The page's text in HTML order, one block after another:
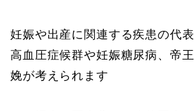
妊娠や出産に関連する疾患の代
高血圧症候群や妊娠糖尿病、帝
娩が考えられます